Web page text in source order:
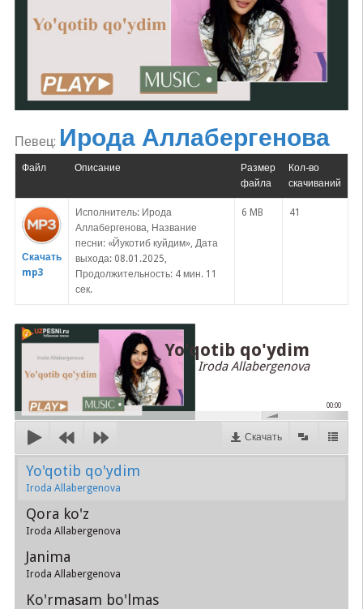
Певец: Ирода Аллабергенова
Файл Описание
Размер
файла
Кол-во
скачиваний
Скачать
mp3
Исполнитель: Ирода
Аллабергенова, Название
песни: «Йукотиб куйдим», Дата
выхода: 08.01.2025,
Продолжительность: 4 мин. 11
сек.
6 MB 41
Yo'qotib qo'ydim
Iroda Allabergenova
00:00
Скачать
Yo'qotib qo'ydim
Iroda Allabergenova
Qora ko'z
Iroda Allabergenova
Janima
Iroda Allabergenova
Ko'rmasam bo'lmas